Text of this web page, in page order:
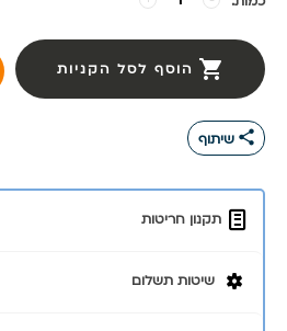
הוסף לסל הקניות
share שיתוף
תקנון חריטות
שיטות תשלום